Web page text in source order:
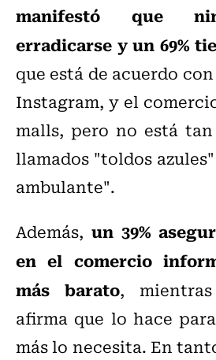
manifestó que
erradicarse y un 69%
que está de acuerdo
Instagram, y el
malls, pero no está
llamados "toldos
ambulante".
Además, un 39%
en el comercio
más barato,
afirma que lo hace
más lo necesita. En